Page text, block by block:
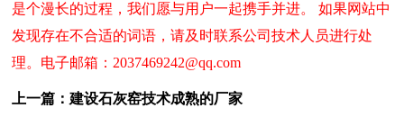
是个漫长的过程，我们愿与用户一起携手并进。 如果网站中
发现存在不合适的词语，请及时联系公司技术人员进行处
理。电子邮箱：2037469242@qq.com
上一篇：建设石灰窑技术成熟的厂家